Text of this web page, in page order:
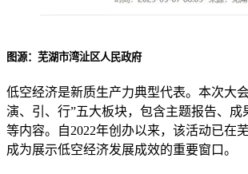
图源：芜湖市湾沚区人民政府
低空经济是新质生产力典型代表。本次大会
演、引、行”五大板块，包含主题报告、成
等内容。自2022年创办以来，该活动已在
成为展示低空经济发展成效的重要窗口。